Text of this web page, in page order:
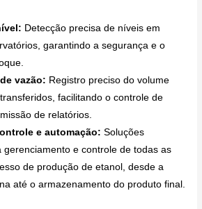
Detecção precisa de níveis em
garantindo a segurança e o
vazão: Registro preciso do volume
facilitando o controle de
de relatórios.
e automação: Soluções
gerenciamento e controle de todas as
de produção de etanol, desde a
até o armazenamento do produto final.